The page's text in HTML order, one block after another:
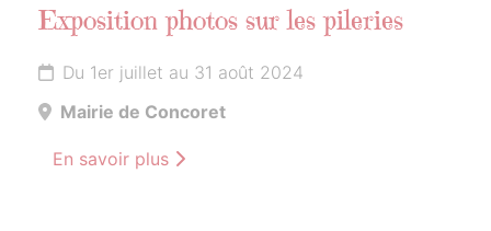
Exposition photos sur les pileries
Du 1er juillet au 31 août 2024
Mairie de Concoret
En savoir plus